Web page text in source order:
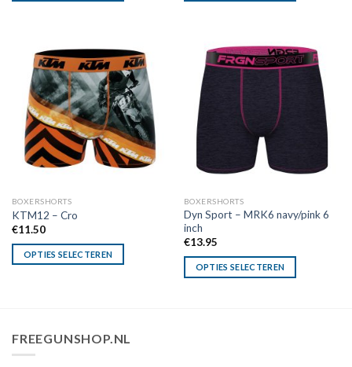
BOXERSHORTS
KTM12 – Cro
€11.50
OPTIES SELECTEREN
BOXERSHORTS
Dyn Sport – MRK6 navy/pink 6
inch
€13.95
OPTIES SELECTEREN
FREEGUNSHOP.NL